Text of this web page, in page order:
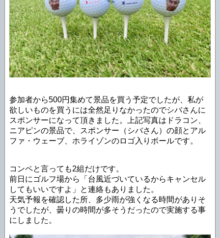
参加者から500円集めて景品を買う予定でしたが、私が
欲しいものを買うには全然足りなかったのでシバさんに
スポンサーになって頂きました。上記写真はドラコン、
ニアピンの景品で、スポンサー（シバさん）の顔とアル
ファ・ウェーブ、ホライゾンのロゴ入りボールです。
コンペと言っても2組だけです。
前日にゴルフ場から「台風近づいているからキャンセル
してもいいですよ」と連絡もありました。
天気予報を確認した所、多少雨が強くなる時間がありそ
うでしたが、曇りの時間が多そうだったので実施する事
にしました。